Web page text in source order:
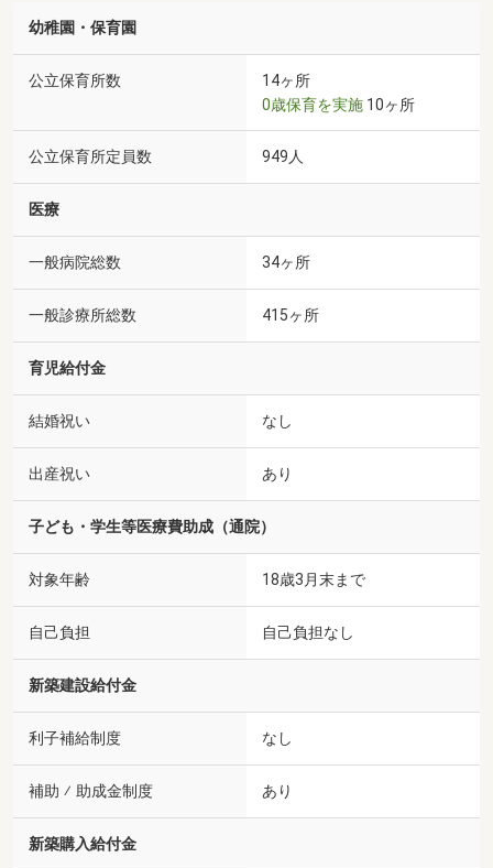
幼稚園・保育園
公立保育所数
14ヶ所
0歳保育を実施 10ヶ所
公立保育所定員数 949人
医療
一般病院総数 34ヶ所
一般診療所総数 415ヶ所
育児給付金
結婚祝い なし
出産祝い あり
子ども・学生等医療費助成（通院）
対象年齢 18歳3月末まで
自己負担 自己負担なし
新築建設給付金
利子補給制度 なし
補助 ⁄ 助成金制度 あり
新築購入給付金